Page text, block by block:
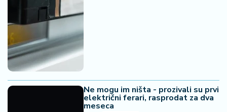
Ne mogu im ništa - prozivali su prvi
električni ferari, rasprodat za dva
meseca